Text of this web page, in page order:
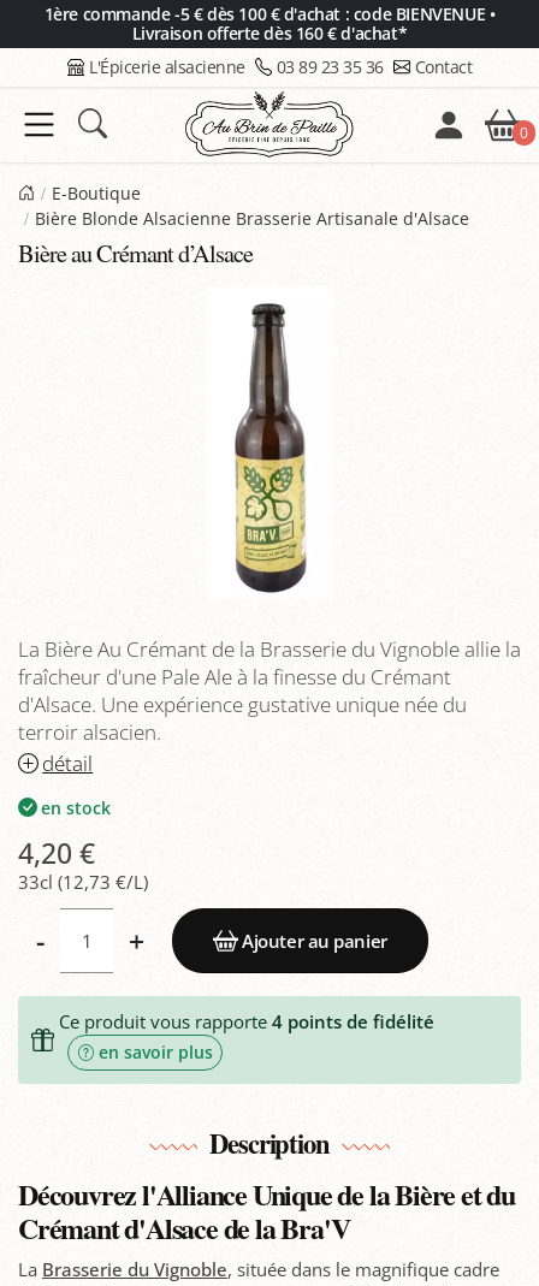
1ère commande -5 € dès 100 € d'achat : code BIENVENUE •
Livraison offerte dès 160 € d'achat*
L'Épicerie alsacienne 03 89 23 35 36 Contact
0
E-Boutique
Bière Blonde Alsacienne Brasserie Artisanale d'Alsace
Bière au Crémant d’Alsace
La Bière Au Crémant de la Brasserie du Vignoble allie la
fraîcheur d'une Pale Ale à la finesse du Crémant
d'Alsace. Une expérience gustative unique née du
terroir alsacien.
détail
en stock
4,20 €
33cl (12,73 €/L)
- + Ajouter au panier
Ce produit vous rapporte 4points de fidélité
en savoir plus
Description
Découvrez l'Alliance Unique de la Bière et du
Crémant d'Alsace de la Bra'V
La Brasserie du Vignoble, située dans le magnifique cadre
Panneau de gestion des cookies